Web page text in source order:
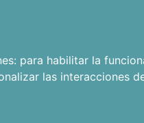
para habilitar la
las interacciones